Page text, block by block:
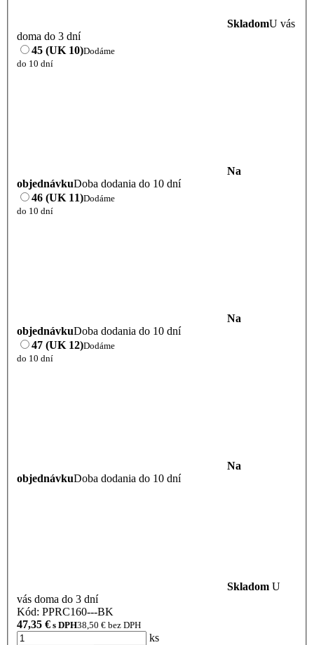
SkladomU vás
doma do 3 dní
45 (UK 10)Dodáme
do 10 dní
Na
objednávkuDoba dodania do 10 dní
46 (UK 11)Dodáme
do 10 dní
Na
objednávkuDoba dodania do 10 dní
47 (UK 12)Dodáme
do 10 dní
Na
objednávkuDoba dodania do 10 dní
Skladom U
vás doma do 3 dní
Kód: PPRC160---BK
47,35 € s DPH38,50 € bez DPH
ks